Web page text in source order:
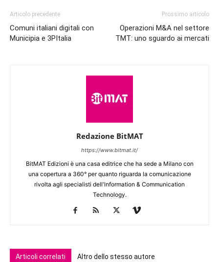
Articolo precedente
Comuni italiani digitali con
Municipia e 3PItalia
Prossimo articolo
Operazioni M&A nel settore
TMT: uno sguardo ai mercati
Redazione BitMAT
https://www.bitmat.it/
BitMAT Edizioni è una casa editrice che ha sede a Milano con
una copertura a 360° per quanto riguarda la comunicazione
rivolta agli specialisti dell'lnformation & Communication
Technology.
Articoli correlati Altro dello stesso autore